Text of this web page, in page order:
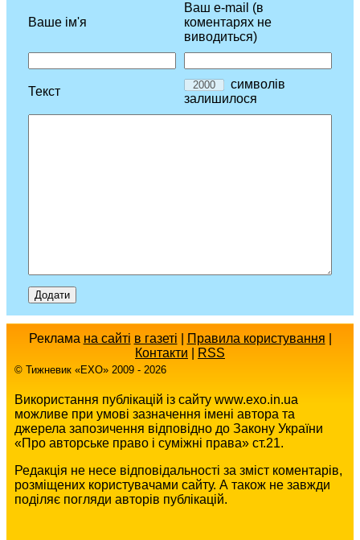
Ваше ім'я
Ваш e-mail (в
коментарях не
виводиться)
Текст
символів
залишилося
Реклама на сайті в газеті Правила користування
Контакти
RSS
© Тижневик «EХO» 2009 - 2026
Використання публікацій із сайту www.exo.in.ua
можливе при умові зазначення імені автора та
джерела запозичення відповідно до Закону України
«Про авторське право і суміжні права» ст.21.
Редакція не несе відповідальності за зміст коментарів,
розміщених користувачами сайту. А також не завжди
поділяє погляди авторів публікацій.